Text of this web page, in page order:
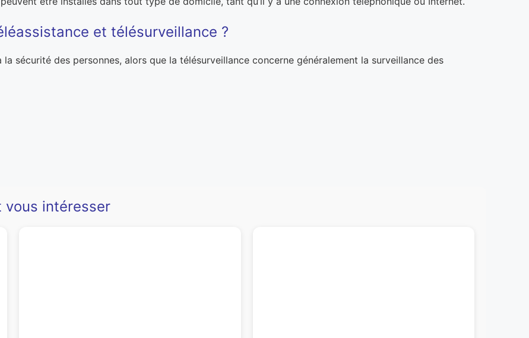
et télésurveillance ?
sécurité des personnes, alors que la télésurveillance concerne généralement la surveillance des
vous intéresser